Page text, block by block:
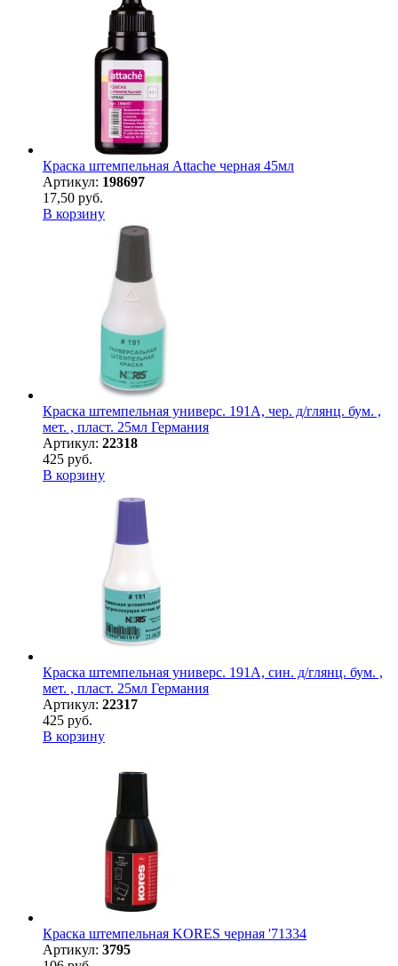
Краска штемпельная Attache черная 45мл
Артикул: 198697
17,50 руб.
В корзину
Краска штемпельная универс. 191А, чер. д/глянц. бум. ,
мет. , пласт. 25мл Германия
Артикул: 22318
425 руб.
В корзину
Краска штемпельная универс. 191А, син. д/глянц. бум. ,
мет. , пласт. 25мл Германия
Артикул: 22317
425 руб.
В корзину
Краска штемпельная KORES черная '71334
Артикул: 3795